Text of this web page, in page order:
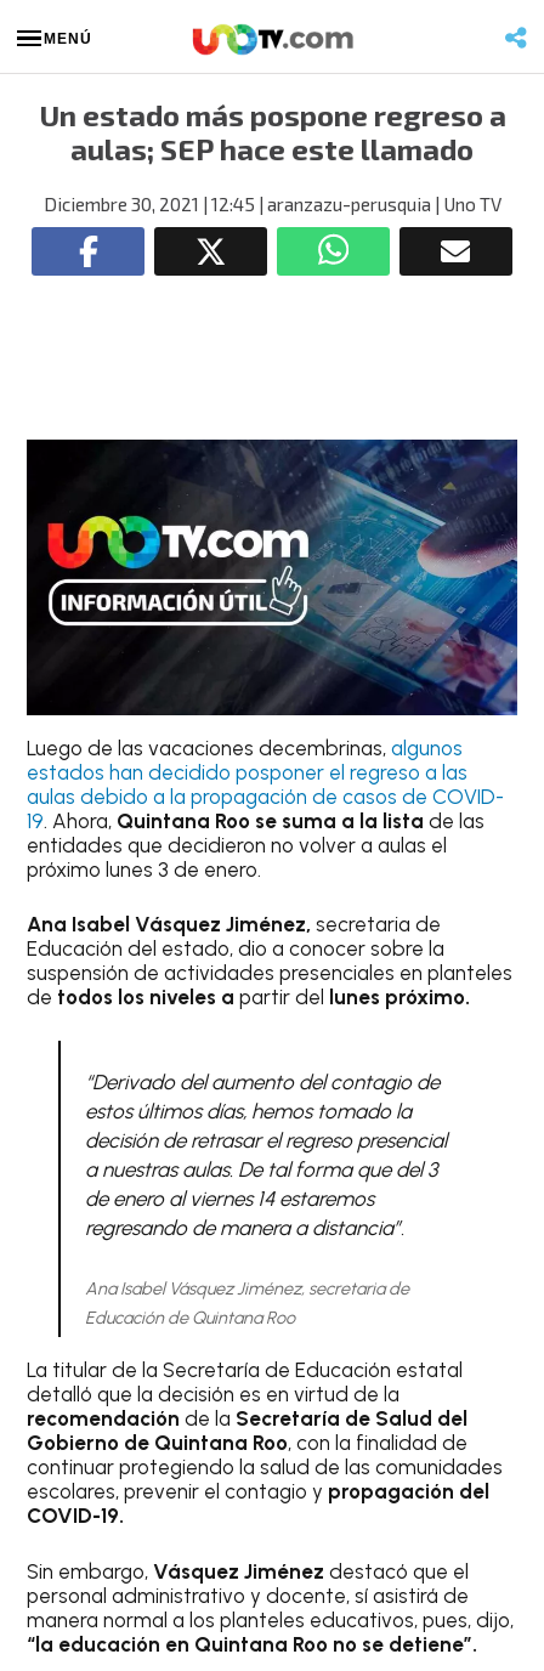
MENÚ
Un estado más pospone regreso a
aulas; SEP hace este llamado
Diciembre 30, 2021 | 12:45 | aranzazu-perusquia | Uno TV
Luego de las vacaciones decembrinas,algunos
estados han decidido posponer el regreso a las
aulas debido a la propagación de casos de COVID-
19. Ahora, Quintana Roo se suma a la lista de las
entidades que decidieron no volver a aulas el
próximo lunes 3 de enero.
Ana Isabel Vásquez Jiménez, secretaria de
Educación del estado, dio a conocer sobre la
suspensión de actividades presenciales en planteles
de todos los niveles a partir del lunes próximo.
“Derivado del aumento del contagio de
estos últimos días, hemos tomado la
decisión de retrasar el regreso presencial
a nuestras aulas. De tal forma que del 3
de enero al viernes 14 estaremos
regresando de manera a distancia”.
Ana Isabel Vásquez Jiménez, secretaria de
Educación de Quintana Roo
La titular de la Secretaría de Educación estatal
detalló que la decisión es en virtud de la
recomendaciónde la Secretaría de Salud del
Gobierno de Quintana Roo, con la finalidad de
continuar protegiendo la salud de las comunidades
escolares, prevenir el contagio y propagación del
COVID-19.
Sin embargo,Vásquez Jiménez destacó que el
personal administrativo y docente, sí asistirá de
manera normal a los planteles educativos, pues, dijo,
“la educación en Quintana Roo no se detiene”.